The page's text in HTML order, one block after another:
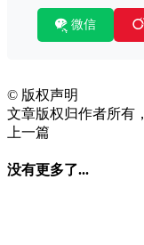
微信
© 版权声明
文章版权归作者所有
上一篇
没有更多了...